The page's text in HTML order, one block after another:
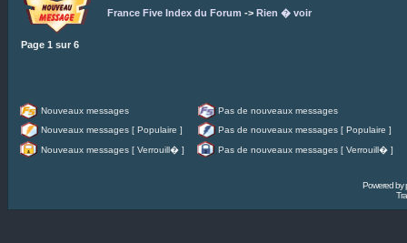
France Five Index du Forum -> Rien � voir
Page 1 sur 6
Nouveaux messages
Pas de nouveaux messages
Nouveaux messages [ Populaire ]
Pas de nouveaux messages [ Populaire ]
Nouveaux messages [ Verrouill� ]
Pas de nouveaux messages [ Verrouill� ]
Powered by